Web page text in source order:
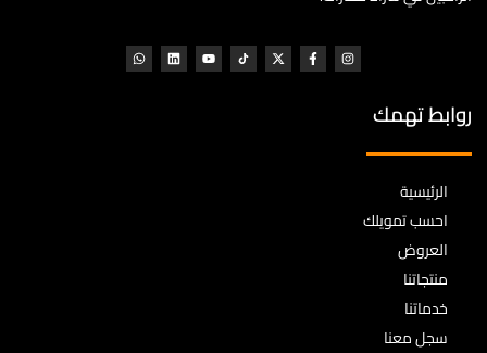
روابط تهمك
الرئيسية
احسب تمويلك
العروض
منتجاتنا
خدماتنا
سجل معنا